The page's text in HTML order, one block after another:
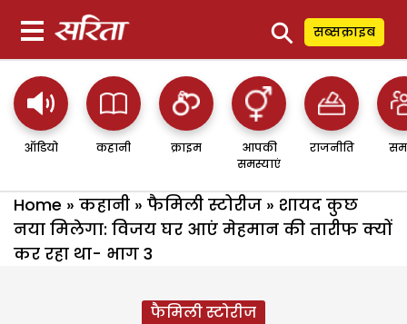
⚲ सब्सक्राइब
ऑडियो कहानी क्राइम
आपकी
समस्याएं
राजनीति
Home » कहानी » फैमिली स्टोरीज » शायद कुछ
नया मिलेगा: विजय घर आएं मेहमान की तारीफ क्यों
कर रहा था- भाग 3
फैमिली स्टोरीज